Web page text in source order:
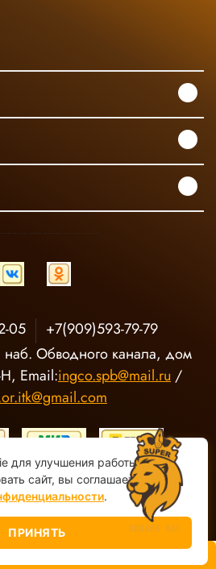
05
+7(909)593-79-79
наб. Обводного канала, дом
Email:ingco.spb@mail.ru /
INGCO ©2020-
для улучшения работы сайта.
сайт, вы соглашаетесь с
.
ПРИНЯТЬ